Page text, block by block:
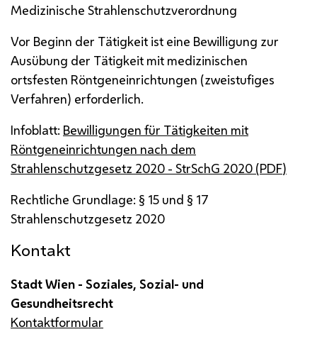
Medizinische Strahlenschutzverordnung
Vor Beginn der Tätigkeit ist eine Bewilligung zur
Ausübung der Tätigkeit mit medizinischen
ortsfesten Röntgeneinrichtungen (zweistufiges
Verfahren) erforderlich.
Infoblatt: Bewilligungen für Tätigkeiten mit
Röntgeneinrichtungen nach dem
Strahlenschutzgesetz 2020 - StrSchG 2020 (PDF)
Rechtliche Grundlage: § 15 und § 17
Strahlenschutzgesetz 2020
Kontakt
Stadt Wien - Soziales, Sozial- und
Gesundheitsrecht
Kontaktformular